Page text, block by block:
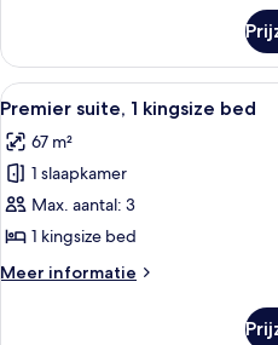
Alle
foto's
voor
Premier
suite,
1
kingsize
bed
4
Premier suite, 1 kingsize bed
67 m²
1 slaapkamer
Max. aantal: 3
1 kingsize bed
Meer informatie
Meer